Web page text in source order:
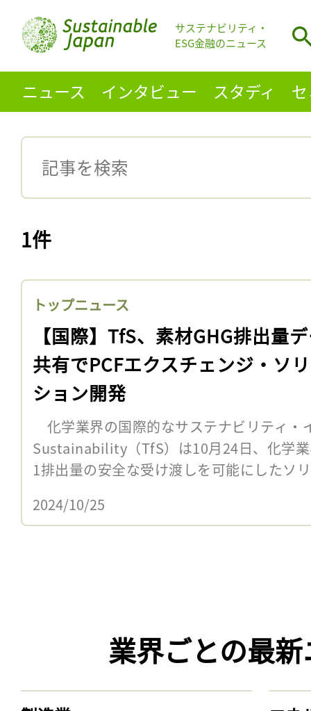
サステナビリティ・
ESG金融のニュース
ニュース インタビュー スタディ
1件
トップニュース
【国際】TfS、素材GHG排出量
共有でPCFエクスチェンジ・ソ
ション開発
化学業界の国際的なサステナビリティ
Sustainability（TfS）は10月24日、化学
1排出量の安全な受け渡しを可能にしたソ
2024/10/25
業界ごとの最